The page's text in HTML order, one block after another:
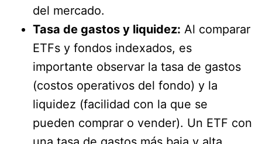
del mercado.
Tasa de gastos y liquidez: Al comparar
ETFs y fondos indexados, es
importante observar la tasa de gastos
(costos operativos del fondo) y la
liquidez (facilidad con la que se
pueden comprar o vender). Un ETF con